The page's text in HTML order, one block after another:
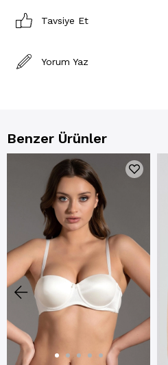
Tavsiye Et
Yorum Yaz
Benzer Ürünler